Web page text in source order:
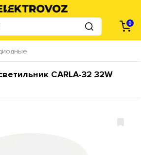
0
CARLA-32 32W